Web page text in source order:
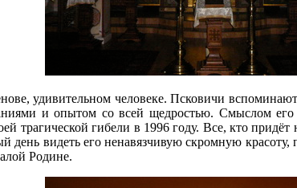
удивительном человеке. Псковичи вспоминают
и опытом со всей щедростью. Смыслом
трагической гибели в 1996 году. Все, кто
видеть его ненавязчивую скромную красоту,
Родине.